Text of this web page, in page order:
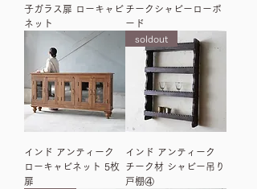
子ガラス扉 ローキャビ
ネット
チークシャビーローボ
ード
インド アンティーク
ローキャビネット 5枚
扉
soldout
インド アンティーク
チーク材 シャビー吊り
戸棚④